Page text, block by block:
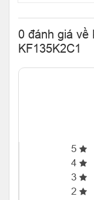
0 đánh giá về
KF135K2C1
5
4
3
2